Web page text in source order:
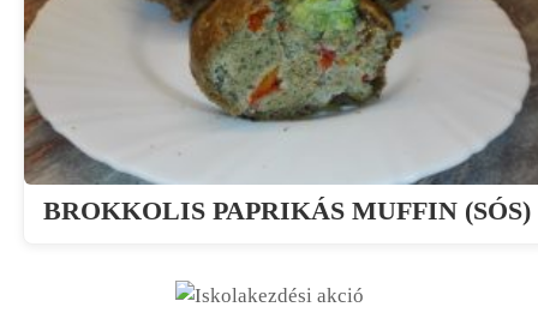
BROKKOLIS PAPRIKÁS MUFFIN (SÓS)